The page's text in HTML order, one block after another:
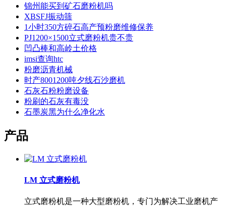
锦州能买到矿石磨粉机吗
XBSFJ振动筛
1小时350方碎石高产预粉磨维修保养
PJ1200×1500立式磨粉机贵不贵
凹凸棒和高岭土价格
imsi查询htc
粉磨沥青机械
时产8001200吨夕线石沙磨机
石灰石粉粉磨设备
粉刷的石灰有毒没
石墨炭黑为什么净化水
产品
LM 立式磨粉机
立式磨粉机是一种大型磨粉机，专门为解决工业磨机产